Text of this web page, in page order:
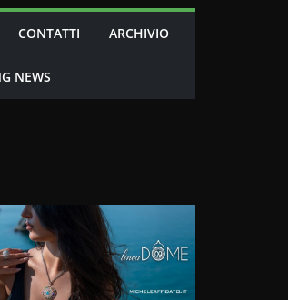
CONTATTI ARCHIVIO
NEWS